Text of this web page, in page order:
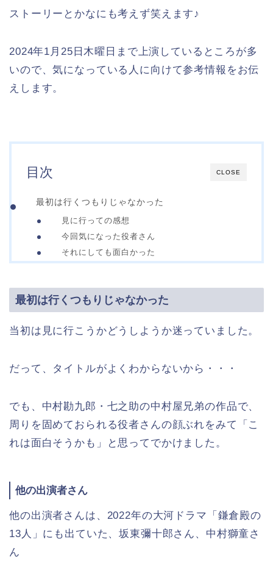
ストーリーとかなにも考えず笑えます♪
2024年1月25日木曜日まで上演しているところが多
いので、気になっている人に向けて参考情報をお伝
えします。
CLOSE
目次
最初は行くつもりじゃなかった
見に行っての感想
今回気になった役者さん
それにしても面白かった
最初は行くつもりじゃなかった
当初は見に行こうかどうしようか迷っていました。
だって、タイトルがよくわからないから・・・
でも、中村勘九郎・七之助の中村屋兄弟の作品で、
周りを固めておられる役者さんの顔ぶれをみて「こ
れは面白そうかも」と思ってでかけました。
他の出演者さん
他の出演者さんは、2022年の大河ドラマ「鎌倉殿の
13人」にも出ていた、坂東彌十郎さん、中村獅童さ
ん